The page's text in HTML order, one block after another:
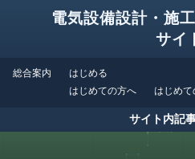
電気設備設計・施
サイ
総合案内
はじめる
はじめての方へ
はじめて
サイト内記